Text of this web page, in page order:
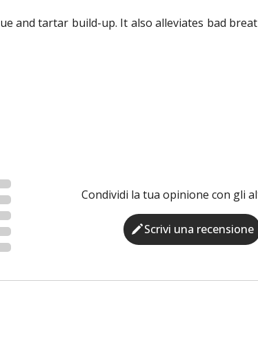
and tartar build-up. It also alleviates bad
Condividi la tua opinione con gli
Scrivi una recensione